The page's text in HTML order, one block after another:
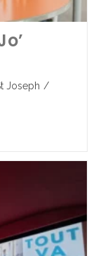
Joseph /
et
nos